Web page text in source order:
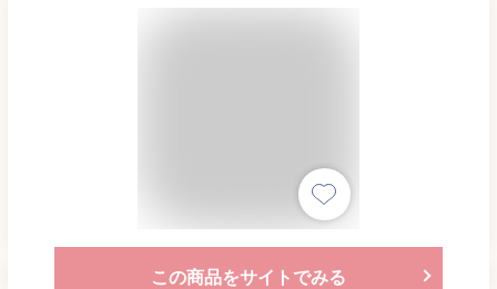
この商品をサイトでみる